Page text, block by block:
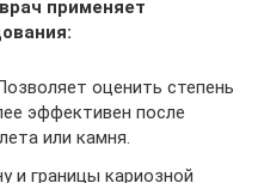
применяет
оценить степень
эффективен после
или камня.
и границы кариозной